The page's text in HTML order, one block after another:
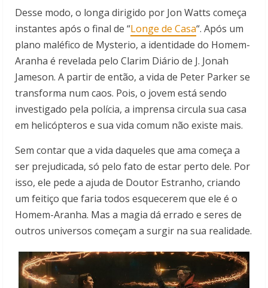
Desse modo, o longa dirigido por Jon Watts começa
instantes após o final de “Longe de Casa“. Após um
plano maléfico de Mysterio, a identidade do Homem-
Aranha é revelada pelo Clarim Diário de J. Jonah
Jameson. A partir de então, a vida de Peter Parker se
transforma num caos. Pois, o jovem está sendo
investigado pela polícia, a imprensa circula sua casa
em helicópteros e sua vida comum não existe mais.
Sem contar que a vida daqueles que ama começa a
ser prejudicada, só pelo fato de estar perto dele. Por
isso, ele pede a ajuda de Doutor Estranho, criando
um feitiço que faria todos esquecerem que ele é o
Homem-Aranha. Mas a magia dá errado e seres de
outros universos começam a surgir na sua realidade.